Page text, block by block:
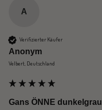
A
Verifizierter Käufer
Anonym
Velbert, Deutschland
Gans ÖNNE dunkelgrau